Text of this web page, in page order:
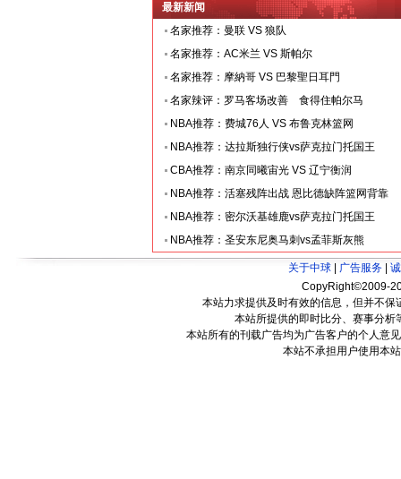
最新新闻
名家推荐：曼联 VS 狼队
名家推荐：AC米兰 VS 斯帕尔
名家推荐：摩納哥 VS 巴黎聖日耳門
名家辣评：罗马客场改善 食得住帕尔马
NBA推荐：费城76人 VS 布鲁克林篮网
NBA推荐：达拉斯独行侠vs萨克拉门托国王
CBA推荐：南京同曦宙光 VS 辽宁衡润
NBA推荐：活塞残阵出战 恩比德缺阵篮网背靠
NBA推荐：密尔沃基雄鹿vs萨克拉门托国王
NBA推荐：圣安东尼奥马刺vs孟菲斯灰熊
关于中球 广告服务
CopyRight©2009-
本站力求提供及时有效的信息，但并不
本站所提供的即时比分、赛事分
本站所有的刊载广告均为广告客户的个人意
本站不承担用户使用本